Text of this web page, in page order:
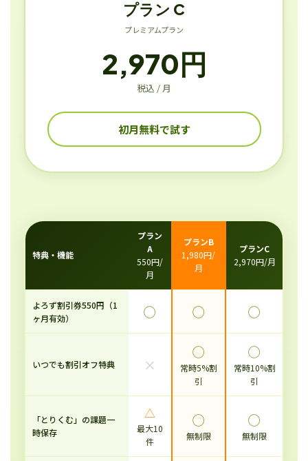
プラン C
プレミアムプラン
2,970円
税込 / 月
初月無料で試す
特典・機能
プラン
A
550円/
月
プランB
1,980円/
月
プランC
2,970円/月
よろず割引券550円（1
ヶ月有効）
◯ ◯ ◯
いつでも割引オフ特典 ×
◯
常時5%割
引
◯
常時10%割
引
「とりくむ」の課題一
時保存
△
最大10
件
◯
無制限
◯
無制限